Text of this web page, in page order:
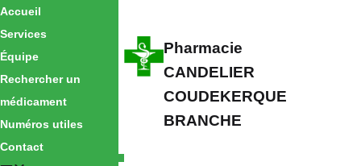
Pharmacie
CANDELIER
COUDEKERQUE
BRANCHE
Accueil
Services
Équipe
Rechercher un
médicament
Numéros utiles
Contact